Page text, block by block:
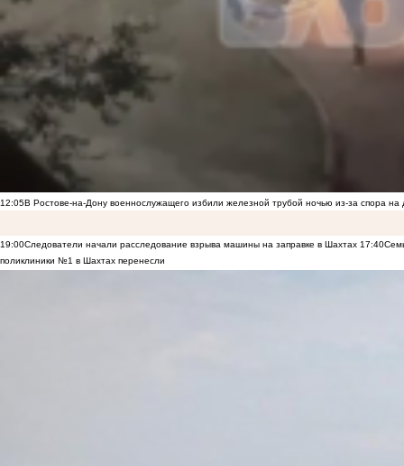
12:05В Ростове-на-Дону военнослужащего избили железной трубой ночью из-за спора на
19:00Следователи начали расследование взрыва машины на заправке в Шахтах 17:40
поликлиники №1 в Шахтах перенесли